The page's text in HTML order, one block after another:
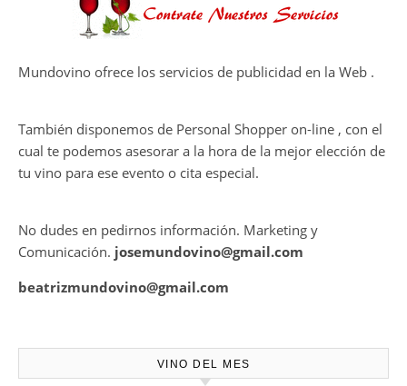
Mundovino ofrece los servicios de publicidad en la Web .
También disponemos de Personal Shopper on-line , con el
cual te podemos asesorar a la hora de la mejor elección de
tu vino para ese evento o cita especial.
No dudes en pedirnos información. Marketing y
Comunicación. josemundovino@gmail.com
beatrizmundovino@gmail.com
VINO DEL MES